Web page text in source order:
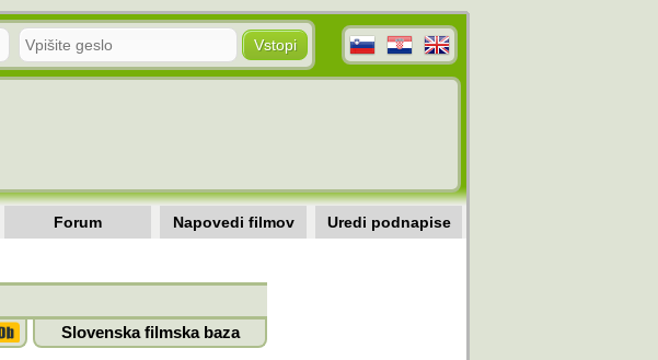
Forum Napovedi filmov Uredi podnapise
Slovenska filmska baza